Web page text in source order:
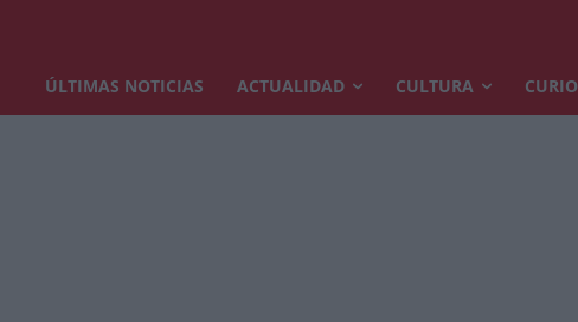
ÚLTIMAS NOTICIAS ACTUALIDAD CULTURA